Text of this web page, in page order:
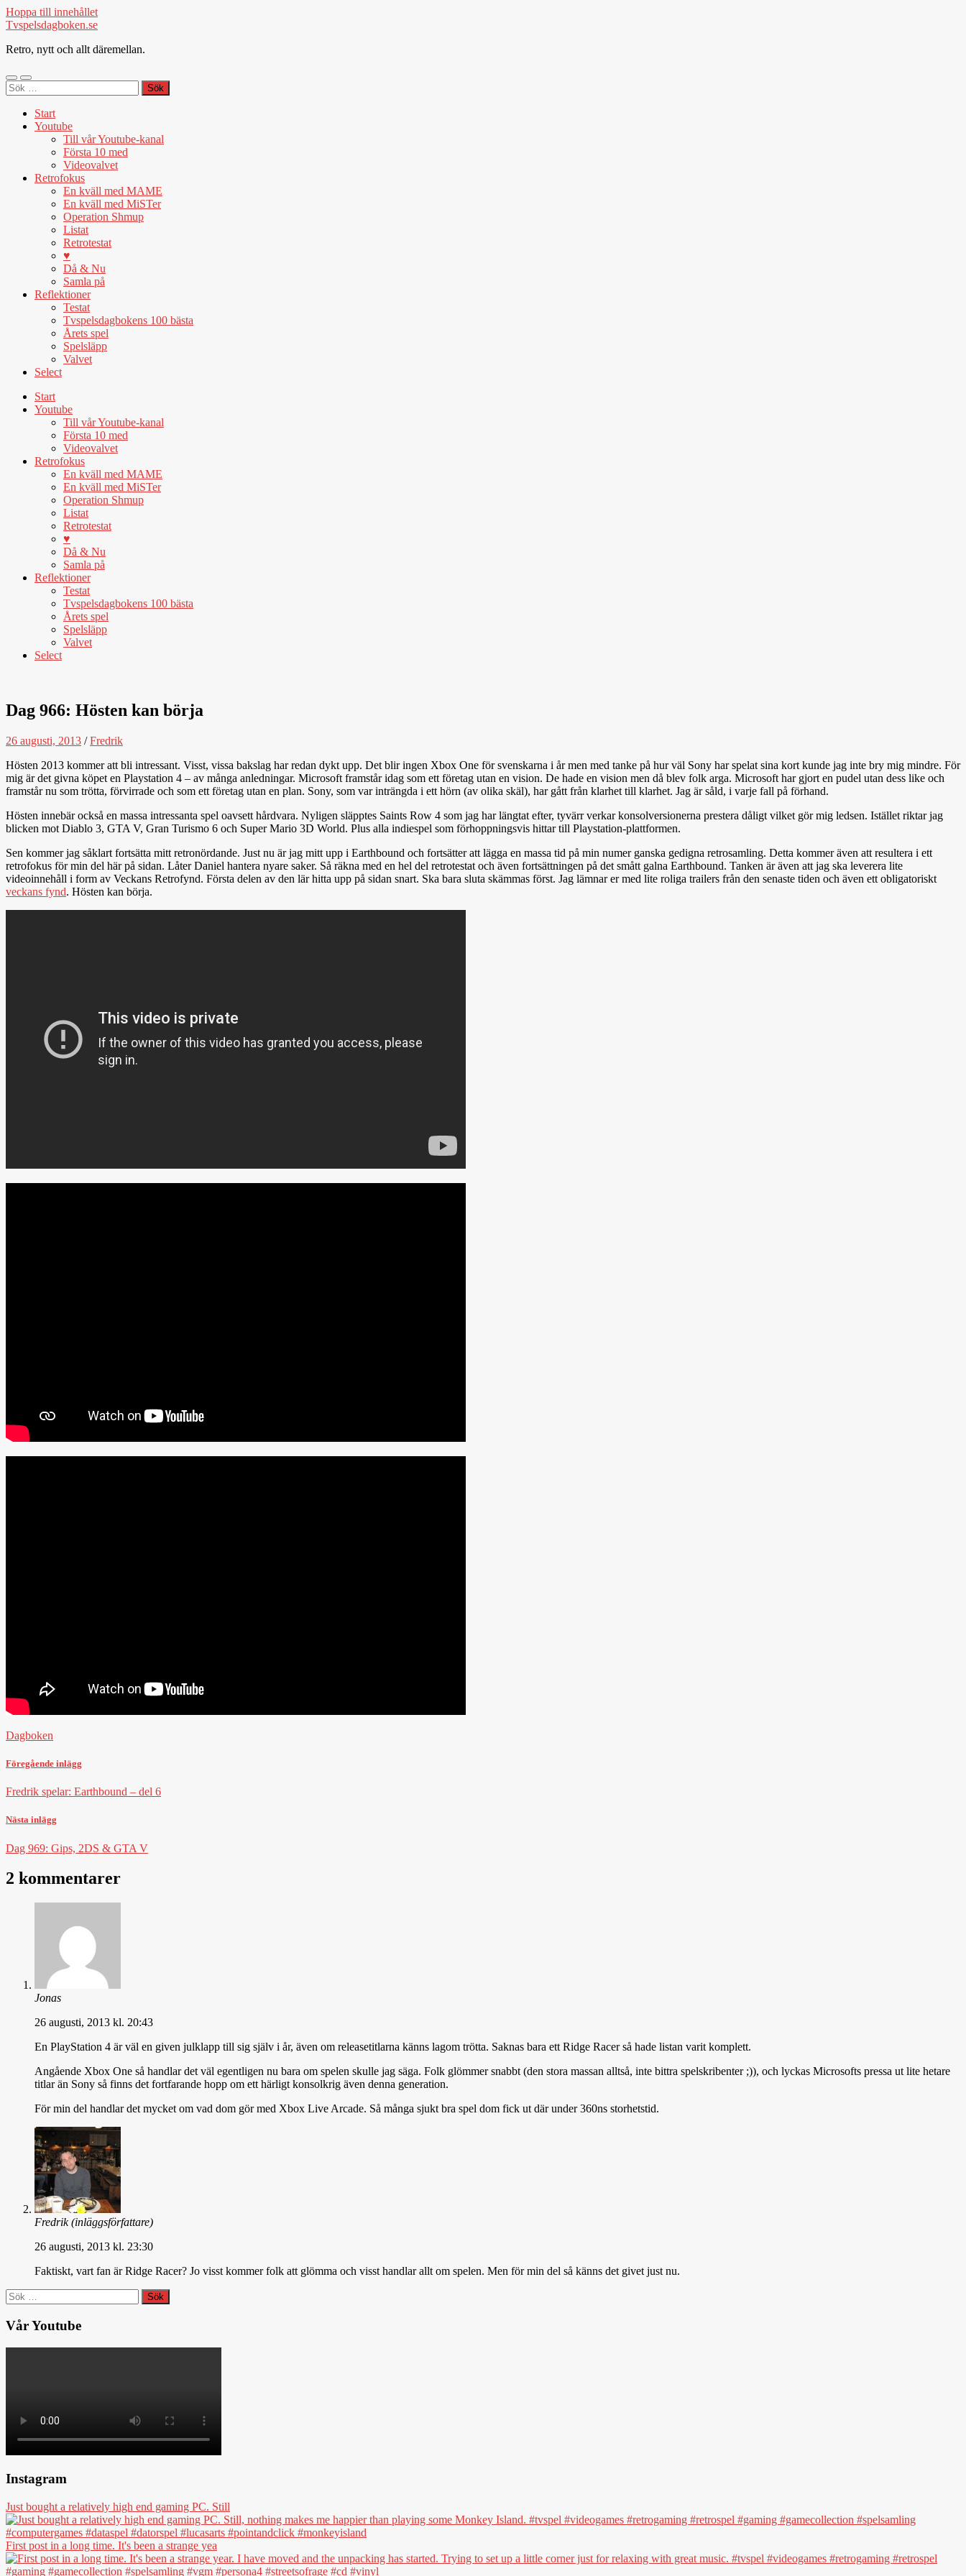
Hoppa till innehållet
Tvspelsdagboken.se
Retro, nytt och allt däremellan.
Slå
på/av
Slå
på/av
Sök
efter:
Start
Youtube
Till vår Youtube-kanal
Första 10 med
Videovalvet
Retrofokus
En kväll med MAME
En kväll med MiSTer
Operation Shmup
Listat
Retrotestat
♥
Då & Nu
Samla på
Reflektioner
Testat
Tvspelsdagbokens 100 bästa
Årets spel
Spelsläpp
Valvet
Select
Start
Youtube
Till vår Youtube-kanal
Första 10 med
Videovalvet
Retrofokus
En kväll med MAME
En kväll med MiSTer
Operation Shmup
Listat
Retrotestat
♥
Då & Nu
Samla på
Reflektioner
Testat
Tvspelsdagbokens 100 bästa
Årets spel
Spelsläpp
Valvet
Select
Dag 966: Hösten kan börja
26 augusti, 2013 /Fredrik
Hösten 2013 kommer att bli intressant. Visst, vissa bakslag har redan dykt upp. Det blir ingen Xbox One för svenskarna i år men med tanke på hur väl Sony har spelat sina kort kunde jag inte bry mig mindre. För
mig är det givna köpet en Playstation 4 – av många anledningar. Microsoft framstår idag som ett företag utan en vision. De hade en vision men då blev folk arga. Microsoft har gjort en pudel utan dess like och
framstår nu som trötta, förvirrade och som ett företag utan en plan. Sony, som var inträngda i ett hörn (av olika skäl), har gått från klarhet till klarhet. Jag är såld, i varje fall på förhand.
Hösten innebär också en massa intressanta spel oavsett hårdvara. Nyligen släpptes Saints Row 4 som jag har längtat efter, tyvärr verkar konsolversionerna prestera dåligt vilket gör mig ledsen. Istället riktar jag
blicken mot Diablo 3, GTA V, Gran Turismo 6 och Super Mario 3D World. Plus alla indiespel som förhoppningsvis hittar till Playstation-plattformen.
Sen kommer jag såklart fortsätta mitt retronördande. Just nu är jag mitt upp i Earthbound och fortsätter att lägga en massa tid på min numer ganska gedigna retrosamling. Detta kommer även att resultera i ett
retrofokus för min del här på sidan. Låter Daniel hantera nyare saker. Så räkna med en hel del retrotestat och även fortsättningen på det smått galna Earthbound. Tanken är även att jag ska leverera lite
videoinnehåll i form av Veckans Retrofynd. Första delen av den lär hitta upp på sidan snart. Ska bara sluta skämmas först. Jag lämnar er med lite roliga trailers från den senaste tiden och även ett obligatoriskt
veckans fynd. Hösten kan börja.
Dagboken
Föregående inlägg
Fredrik spelar: Earthbound – del 6
Nästa inlägg
Dag 969: Gips, 2DS & GTA V
2 kommentarer
Jonas
26 augusti, 2013 kl. 20:43
En PlayStation 4 är väl en given julklapp till sig själv i år, även om releasetitlarna känns lagom trötta. Saknas bara ett Ridge Racer så hade listan varit komplett.
Angående Xbox One så handlar det väl egentligen nu bara om spelen skulle jag säga. Folk glömmer snabbt (den stora massan alltså, inte bittra spelskribenter ;)), och lyckas Microsofts pressa ut lite hetare
titlar än Sony så finns det fortfarande hopp om ett härligt konsolkrig även denna generation.
För min del handlar det mycket om vad dom gör med Xbox Live Arcade. Så många sjukt bra spel dom fick ut där under 360ns storhetstid.
Fredrik(inläggsförfattare)
26 augusti, 2013 kl. 23:30
Faktiskt, vart fan är Ridge Racer? Jo visst kommer folk att glömma och visst handlar allt om spelen. Men för min del så känns det givet just nu.
Sök
efter:
Vår Youtube
Instagram
Just bought a relatively high end gaming PC. Still
First post in a long time. It's been a strange yea